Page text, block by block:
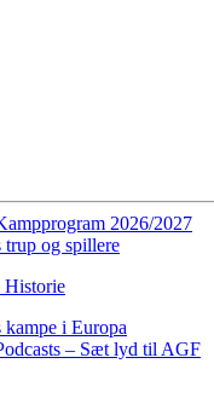
2026/2027
trup og spillere
Historie
kampe i Europa
– Sæt lyd til AGF